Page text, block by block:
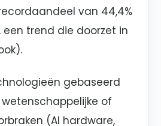
van 44,4%
een trend die doorzet in
gebaseerd
of
(AI hardware,